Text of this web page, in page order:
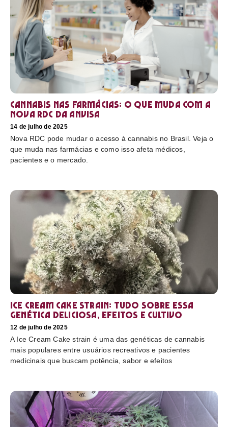
Cannabis nas farmácias: o que muda com a
nova RDC da Anvisa
14 de julho de 2025
Nova RDC pode mudar o acesso à cannabis no Brasil. Veja o
que muda nas farmácias e como isso afeta médicos,
pacientes e o mercado.
Ice Cream Cake Strain: tudo sobre essa
genética deliciosa, efeitos e cultivo
12 de julho de 2025
A Ice Cream Cake strain é uma das genéticas de cannabis
mais populares entre usuários recreativos e pacientes
medicinais que buscam potência, sabor e efeitos